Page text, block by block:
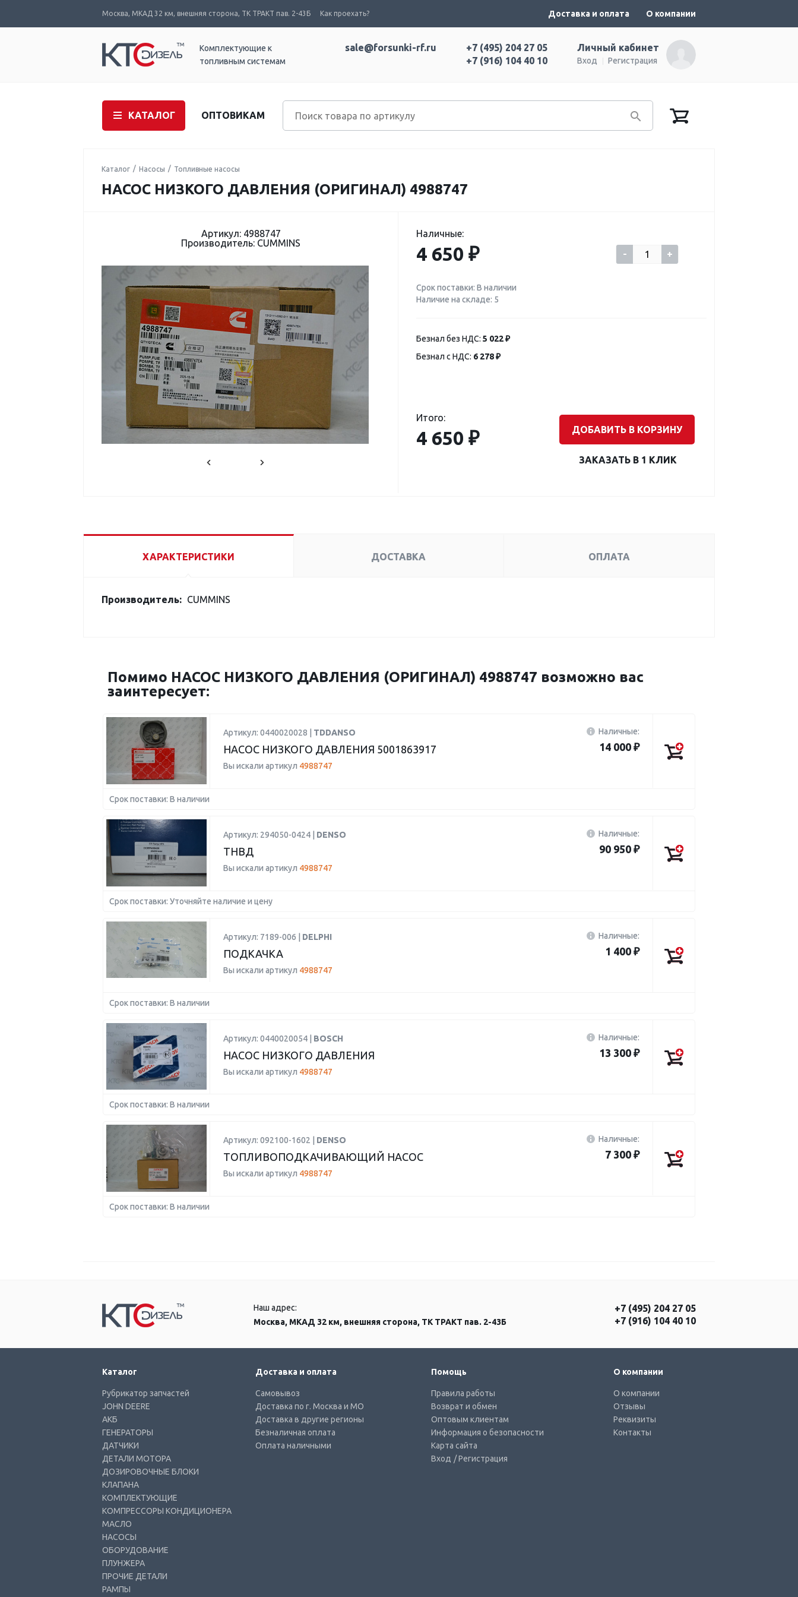
Москва, МКАД 32 км, внешняя сторона, ТК ТРАКТ пав. 2-43Б Как проехать? Доставка и оплата О компании
Комплектующие к
топливным системам
Личный кабинет
Вход Регистрация
+7 (495) 204 27 05
+7 (916) 104 40 10
sale@forsunki-rf.ru
КАТАЛОГ ОПТОВИКАМ
Каталог Насосы Топливные насосы
НАСОС НИЗКОГО ДАВЛЕНИЯ (ОРИГИНАЛ) 4988747
Артикул: 4988747
Производитель: CUMMINS
Наличные:
4 650 ₽ - +
Срок поставки: В наличии
Наличие на складе: 5
Безнал без НДС: 5 022 ₽
Безнал с НДС: 6 278 ₽
Итого:
4 650 ₽ ДОБАВИТЬ В КОРЗИНУ
ЗАКАЗАТЬ В 1 КЛИК
ХАРАКТЕРИСТИКИ ДОСТАВКА ОПЛАТА
Производитель: CUMMINS
Помимо НАСОС НИЗКОГО ДАВЛЕНИЯ (ОРИГИНАЛ) 4988747 возможно вас
заинтересует:
Артикул: 0440020028 | TDDANSO
НАСОС НИЗКОГО ДАВЛЕНИЯ 5001863917
Вы искали артикул 4988747
Наличные:
14 000 ₽
Срок поставки: В наличии
Артикул: 294050-0424 | DENSO
ТНВД
Вы искали артикул 4988747
Наличные:
90 950 ₽
Срок поставки: Уточняйте наличие и цену
Артикул: 7189-006 | DELPHI
ПОДКАЧКА
Вы искали артикул 4988747
Наличные:
1 400 ₽
Срок поставки: В наличии
Артикул: 0440020054 | BOSCH
НАСОС НИЗКОГО ДАВЛЕНИЯ
Вы искали артикул 4988747
Наличные:
13 300 ₽
Срок поставки: В наличии
Артикул: 092100-1602 | DENSO
ТОПЛИВОПОДКАЧИВАЮЩИЙ НАСОС
Вы искали артикул 4988747
Наличные:
7 300 ₽
Срок поставки: В наличии
Наш адрес:
Москва, МКАД 32 км, внешняя сторона, ТК ТРАКТ пав. 2-43Б
+7 (495) 204 27 05
+7 (916) 104 40 10
Каталог
Рубрикатор запчастей
JOHN DEERE
АКБ
ГЕНЕРАТОРЫ
ДАТЧИКИ
ДЕТАЛИ МОТОРА
ДОЗИРОВОЧНЫЕ БЛОКИ
КЛАПАНА
КОМПЛЕКТУЮЩИЕ
КОМПРЕССОРЫ КОНДИЦИОНЕРА
МАСЛО
НАСОСЫ
ОБОРУДОВАНИЕ
ПЛУНЖЕРА
ПРОЧИЕ ДЕТАЛИ
РАМПЫ
Доставка и оплата
Самовывоз
Доставка по г. Москва и МО
Доставка в другие регионы
Безналичная оплата
Оплата наличными
Помощь
Правила работы
Возврат и обмен
Оптовым клиентам
Информация о безопасности
Карта сайта
Вход / Регистрация
О компании
О компании
Отзывы
Реквизиты
Контакты